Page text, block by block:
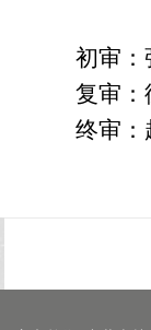
初审：
复审：
终审：